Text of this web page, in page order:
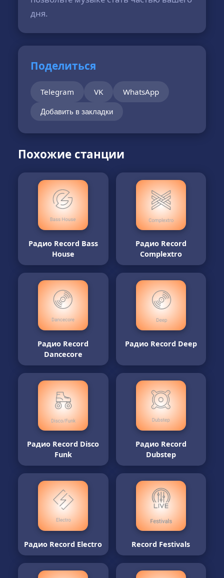
дня.
Поделиться
Telegram VK WhatsApp
Добавить в закладки
Похожие станции
Радио Record Bass
House
Радио Record
Complextro
Радио Record
Dancecore
Радио Record Deep
Радио Record Disco
Funk
Радио Record
Dubstep
Радио Record Electro Record Festivals